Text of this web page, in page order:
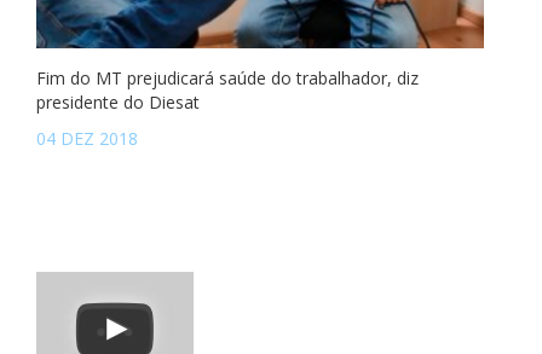
Fim do MT prejudicará saúde do trabalhador, diz
presidente do Diesat
04 DEZ 2018